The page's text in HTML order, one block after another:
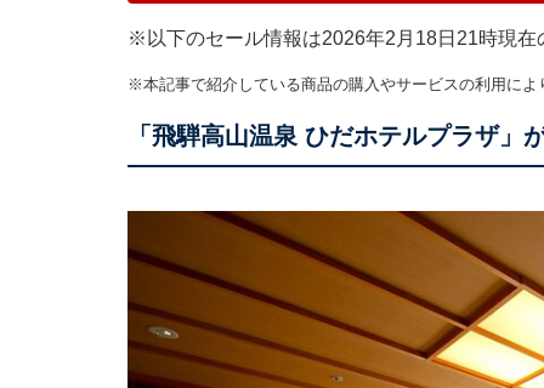
※以下のセール情報は2026年2月18日21時現
※本記事で紹介している商品の購入やサービスの利用に
「飛騨高山温泉 ひだホテルプラザ」